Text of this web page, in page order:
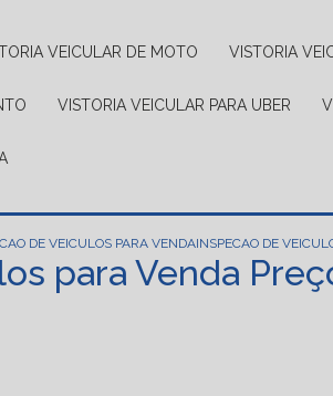
VEICULAR DE MOTO VISTORIA
VISTORIA VEICULAR PARA UBER
DE VEICULOS PARA VENDAINSPECAO DE
para Venda